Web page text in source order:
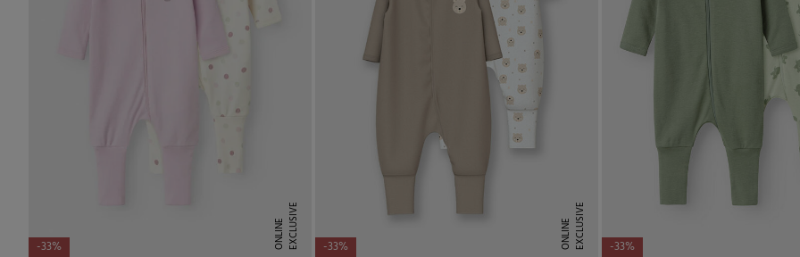
-33% E
X
C
L
U
S I
V
E
O
N
L
I
N
E -33% E
X
C
L
U
S I
V
E
O
N
L
I
N
E -33%